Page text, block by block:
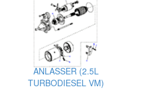
ANLASSER (2.5L
TURBODIESEL VM)